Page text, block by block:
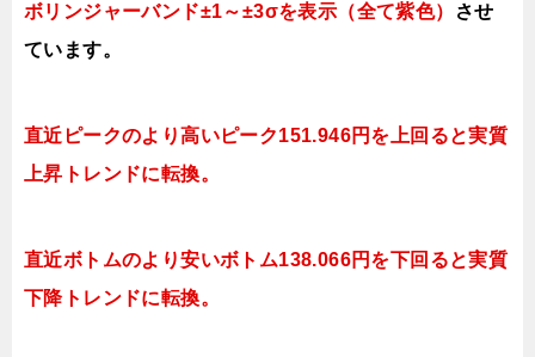
ボリンジャーバンド±1～±3σを表示（全て紫色）
させ
ています。
直近ピークのより高いピーク151.946円を上回ると実質
上昇トレンドに転換。
直近ボトムのより安いボトム138.066円を下回ると実質
下降トレンドに転換。